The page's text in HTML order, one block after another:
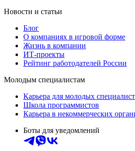
Новости и статьи
Блог
О компаниях в игровой форме
Жизнь в компании
ИТ-проекты
Рейтинг работодателей России
Молодым специалистам
Карьера для молодых
Школа программистов
Карьера в некоммерческих
Боты для уведомлений